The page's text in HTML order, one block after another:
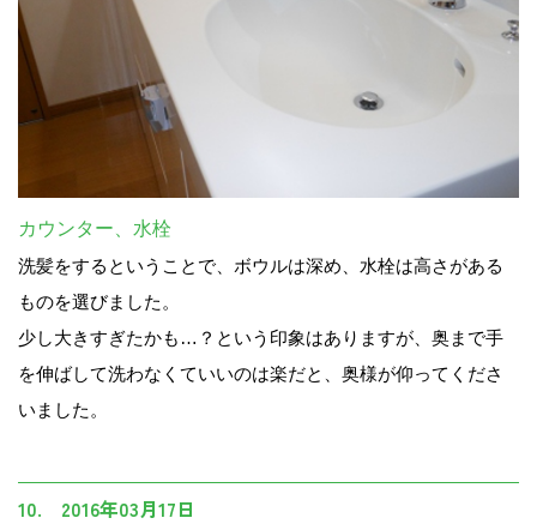
カウンター、水栓
洗髪をするということで、ボウルは深め、水栓は高さがある
ものを選びました。
少し大きすぎたかも…？という印象はありますが、奥まで手
を伸ばして洗わなくていいのは楽だと、奥様が仰ってくださ
いました。
10. 2016年03月17日